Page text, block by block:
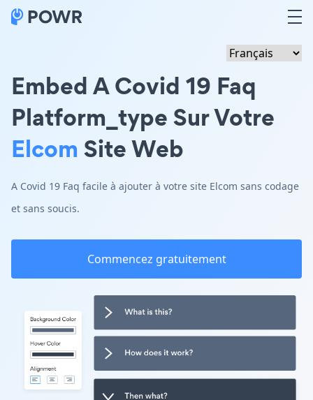
Embed A Covid 19 Faq
Platform_type Sur Votre
Elcom Site Web
A Covid 19 Faq facile à ajouter à votre site Elcom sans codage
et sans soucis.
Commencez gratuitement